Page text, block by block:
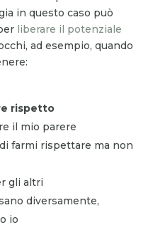
in questo caso può
liberare il potenziale
ad esempio, quando
rispetto
il mio parere
farmi rispettare ma non
gli altri
diversamente,
io